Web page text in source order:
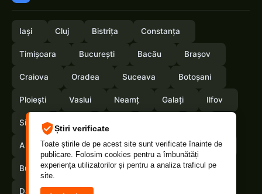
Știri verificate
Toate știrile de pe acest site sunt verificate înainte de
publicare. Folosim cookies pentru a îmbunătăți
experiența utilizatorilor și pentru a analiza traficul pe
site.
Iași Cluj Bistrița Constanța
Timișoara București Bacău Brașov
Craiova Oradea Suceava Botoșani
Ploiești Vaslui Neamț Galați Ilfov
Sibiu
Arges Maramures Vrancea Satumare
Buzau Braila Calarasi Caras-Severin
Dambovita Giurgiu